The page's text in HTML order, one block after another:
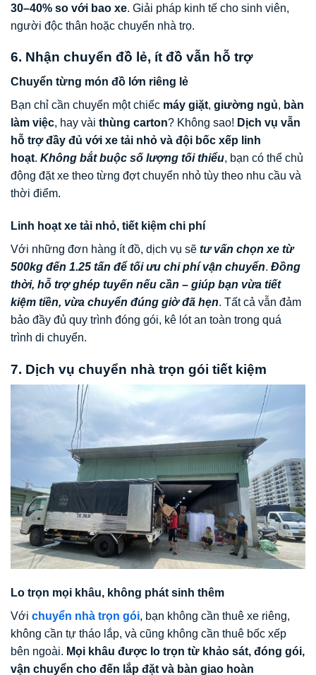
30–40% so với bao xe. Giải pháp kinh tế cho sinh viên,
người độc thân hoặc chuyển nhà trọ.
6. Nhận chuyển đồ lẻ, ít đồ vẫn hỗ trợ
Chuyển từng món đồ lớn riêng lẻ
Bạn chỉ cần chuyển một chiếc máy giặt, giường ngủ, bàn
làm việc, hay vài thùng carton? Không sao! Dịch vụ vẫn
hỗ trợ đầy đủ với xe tải nhỏ và đội bốc xếp linh
hoạt. Không bắt buộc số lượng tối thiểu, bạn có thể chủ
động đặt xe theo từng đợt chuyển nhỏ tùy theo nhu cầu và
thời điểm.
Linh hoạt xe tải nhỏ, tiết kiệm chi phí
Với những đơn hàng ít đồ, dịch vụ sẽ tư vấn chọn xe từ
500kg đến 1.25 tấn để tối ưu chi phí vận chuyển. Đồng
thời, hỗ trợ ghép tuyến nếu cần – giúp bạn vừa tiết
kiệm tiền, vừa chuyển đúng giờ đã hẹn. Tất cả vẫn đảm
bảo đầy đủ quy trình đóng gói, kê lót an toàn trong quá
trình di chuyển.
7. Dịch vụ chuyển nhà trọn gói tiết kiệm
Lo trọn mọi khâu, không phát sinh thêm
Với chuyển nhà trọn gói, bạn không cần thuê xe riêng,
không cần tự tháo lắp, và cũng không cần thuê bốc xếp
bên ngoài. Mọi khâu được lo trọn từ khảo sát, đóng gói,
vận chuyển cho đến lắp đặt và bàn giao hoàn